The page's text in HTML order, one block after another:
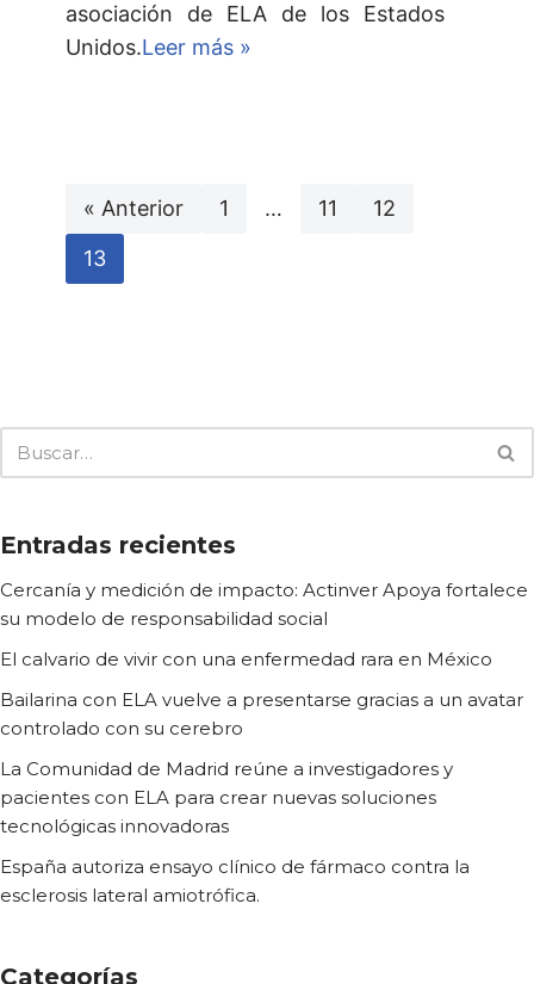
asociación de ELA de los Estados
Unidos.Leer más »
« Anterior 1 … 11
12
13
Entradas recientes
Cercanía y medición de impacto: Actinver Apoya fortalece
su modelo de responsabilidad social
El calvario de vivir con una enfermedad rara en México
Bailarina con ELA vuelve a presentarse gracias a un avatar
controlado con su cerebro
La Comunidad de Madrid reúne a investigadores y
pacientes con ELA para crear nuevas soluciones
tecnológicas innovadoras
España autoriza ensayo clínico de fármaco contra la
esclerosis lateral amiotrófica.
Categorías